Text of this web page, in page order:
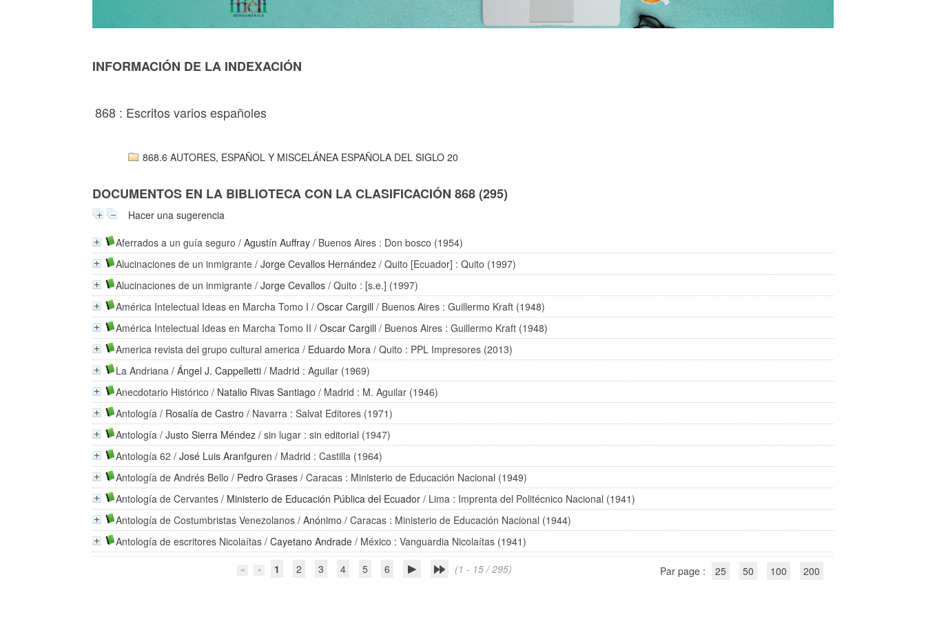
INFORMACIÓN DE LA INDEXACIÓN
868 : Escritos varios españoles
868.6 AUTORES, ESPAÑOL Y MISCELÁNEA ESPAÑOLA DEL SIGLO 20
DOCUMENTOS EN LA BIBLIOTECA CON LA CLASIFICACIÓN 868 (295)
Hacer una sugerencia
Aferrados a un guía seguro /Agustín Auffray / Buenos Aires : Don bosco (1954)
Alucinaciones de un inmigrante /Jorge Cevallos Hernández / Quito [Ecuador] : Quito (1997)
Alucinaciones de un inmigrante /Jorge Cevallos / Quito : [s.e.] (1997)
América Intelectual Ideas en Marcha Tomo I /Oscar Cargill / Buenos Aires : Guillermo Kraft (1948)
América Intelectual Ideas en Marcha Tomo II /Oscar Cargill / Buenos Aires : Guillermo Kraft (1948)
America revista del grupo cultural america / Eduardo Mora / Quito : PPL Impresores (2013)
La Andriana /Ángel J. Cappelletti / Madrid : Aguilar (1969)
Anecdotario Histórico / Natalio Rivas Santiago / Madrid : M. Aguilar (1946)
Antología / Rosalía de Castro / Navarra : Salvat Editores (1971)
Antología /Justo Sierra Méndez / sin lugar : sin editorial (1947)
Antología 62 /José Luis Aranfguren / Madrid : Castilla (1964)
Antología de Andrés Bello / Pedro Grases / Caracas : Ministerio de Educación Nacional (1949)
Antología de Cervantes / Ministerio de Educación Pública del Ecuador / Lima : Imprenta del Politécnico Nacional (1941)
Antología de Costumbristas Venezolanos /Anónimo / Caracas : Ministerio de Educación Nacional (1944)
Antología de escritores Nicolaítas /Cayetano Andrade / México : Vanguardia Nicolaítas (1941)
1
2 3 4 5 6 (1 - 15 / 295) Par page : 25 50 100 200